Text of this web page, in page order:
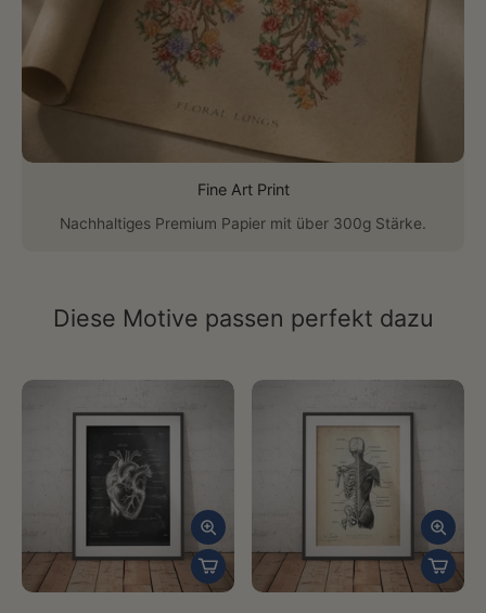
Fine Art Print
Nachhaltiges Premium Papier mit über 300g Stärke.
Diese Motive passen perfekt dazu